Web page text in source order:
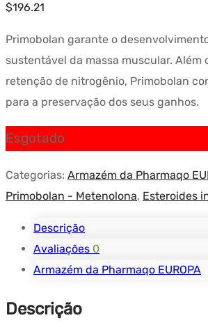
$196.21
Primobolan garante o
sustentável da massa muscular. Além
retenção de nitrogênio, Primobolan
para a preservação dos seus ganhos.
Esgotado
Categorias: Armazém da Pharmaqo
Primobolan - Metenolona, Esteroides
Descrição
Avaliações 0
Armazém da Pharmaqo EUROPA
Descrição